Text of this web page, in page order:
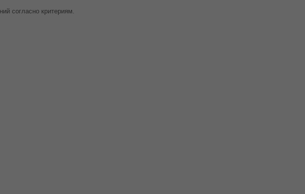
согласно критериям.